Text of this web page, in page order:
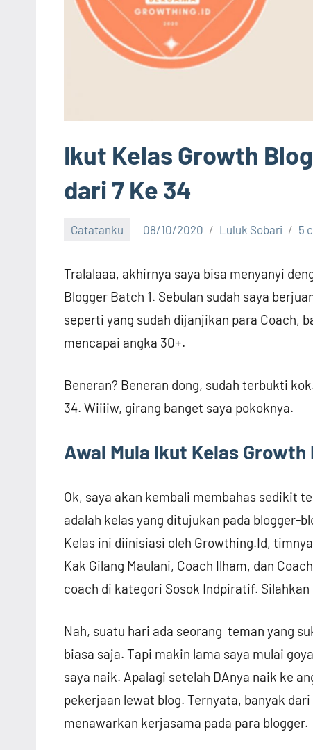
Ikut Kelas Growth
dari 7 Ke 34
Catatanku 08/10/2020 Luluk Sobari 5
Tralalaaa, akhirnya saya bisa menyanyi
Blogger Batch 1. Sebulan sudah saya
seperti yang sudah dijanjikan para Coach,
mencapai angka 30+.
Beneran? Beneran dong, sudah terbukti
34. Wiiiiw, girang banget saya pokoknya.
Awal Mula Ikut Kelas
Ok, saya akan kembali membahas sedikit
adalah kelas yang ditujukan pada blogger-
Kelas ini diinisiasi oleh Growthing.Id,
Kak Gilang Maulani, Coach Ilham, dan
coach di kategori Sosok Indpiratif.
Nah, suatu hari ada seorang teman yang
biasa saja. Tapi makin lama saya mulai
saya naik. Apalagi setelah DAnya naik ke
pekerjaan lewat blog. Ternyata, banyak
menawarkan kerjasama pada para blogger.